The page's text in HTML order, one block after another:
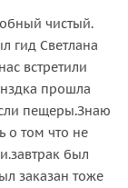
чистый.
гид Светлана
встретили
прошла
пещеры.Знаю
о том что не
был
заказан тоже